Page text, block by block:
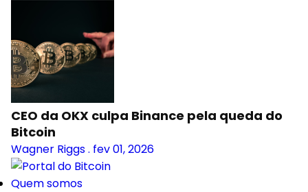
CEO da OKX culpa Binance pela queda do
Bitcoin
Wagner Riggs. fev 01, 2026
Quem somos